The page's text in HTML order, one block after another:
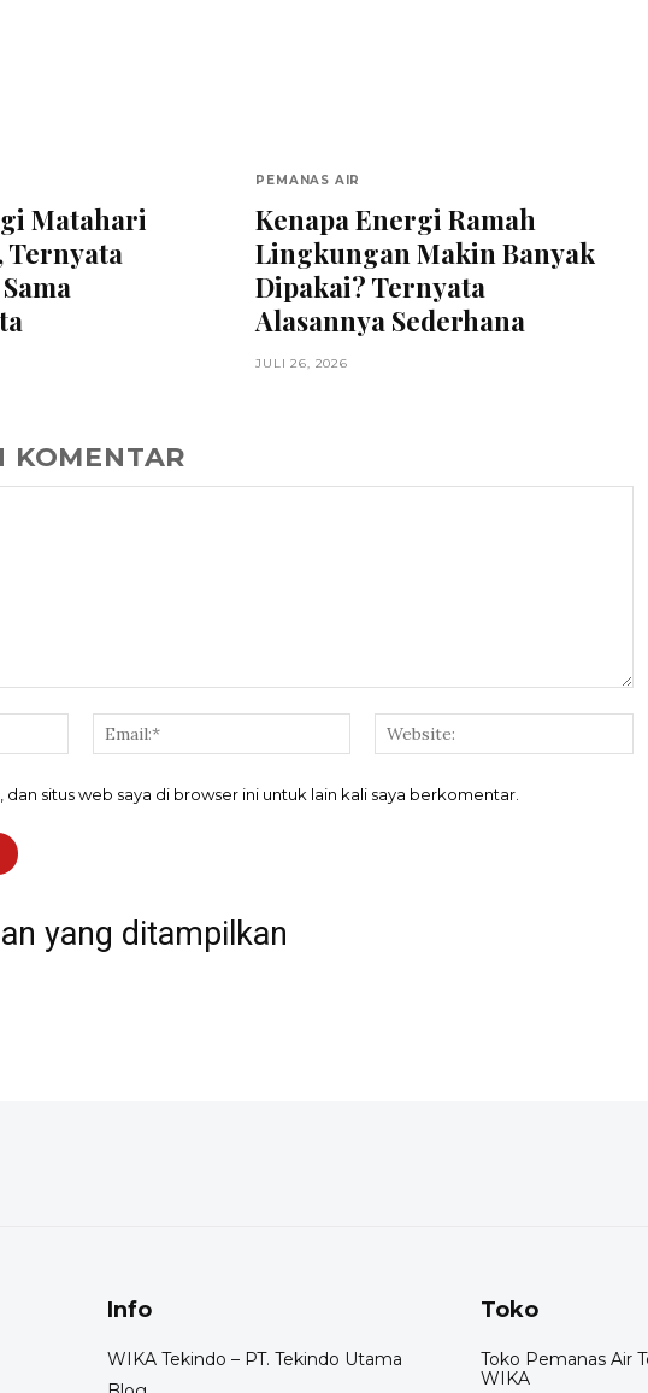
Matahari
Ternyata
PEMANAS AIR
Kenapa Energi Ramah
Lingkungan Makin Banyak
Dipakai? Ternyata
Alasannya Sederhana
JULI 26, 2026
KOMENTAR
Nama:*
Email:*
dan situs web saya di browser ini untuk lain kali saya berkomentar.
yang ditampilkan
Info
WIKA Tekindo – PT. Tekindo Utama
Toko
Toko Pemanas Air
WIKA